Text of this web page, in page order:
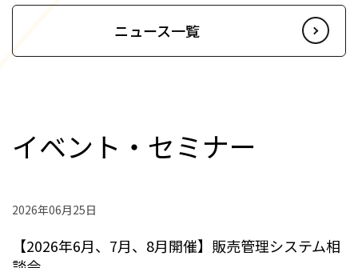
ニュース一覧
イベント・セミナー
2026年06月25日
【2026年6月、7月、8月開催】販売管理システム相